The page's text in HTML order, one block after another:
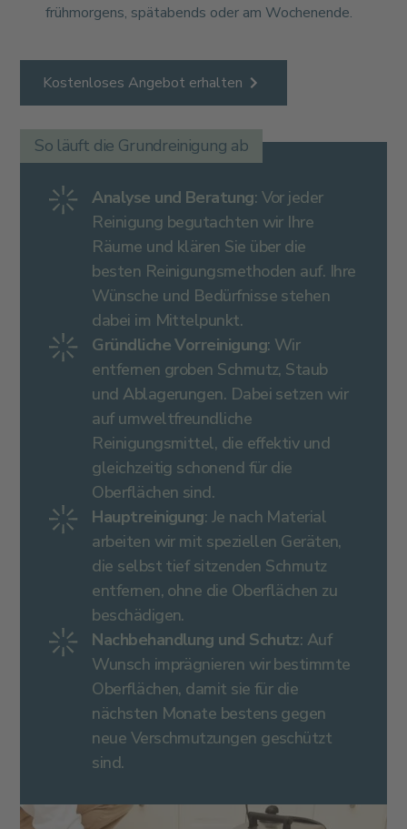
frühmorgens, spätabends oder am Wochenende.
Kostenloses Angebot erhalten
So läuft die Grundreinigung ab
Analyse und Beratung: Vor jeder
Reinigung begutachten wir Ihre
Räume und klären Sie über die
besten Reinigungsmethoden auf. Ihre
Wünsche und Bedürfnisse stehen
dabei im Mittelpunkt.
Gründliche Vorreinigung: Wir
entfernen groben Schmutz, Staub
und Ablagerungen. Dabei setzen wir
auf umweltfreundliche
Reinigungsmittel, die effektiv und
gleichzeitig schonend für die
Oberflächen sind.
Hauptreinigung: Je nach Material
arbeiten wir mit speziellen Geräten,
die selbst tief sitzenden Schmutz
entfernen, ohne die Oberflächen zu
beschädigen.
Nachbehandlung und Schutz: Auf
Wunsch imprägnieren wir bestimmte
Oberflächen, damit sie für die
nächsten Monate bestens gegen
neue Verschmutzungen geschützt
sind.